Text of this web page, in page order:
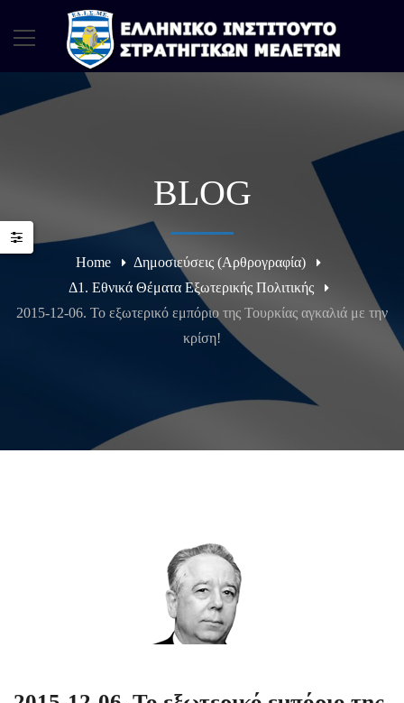
BLOG
Home
Δημοσιεύσεις (Αρθρογραφία)
Δ1. Εθνικά Θέματα Εξωτερικής Πολιτικής
2015-12-06. Το εξωτερικό εμπόριο της Τουρκίας αγκαλιά με την
κρίση!